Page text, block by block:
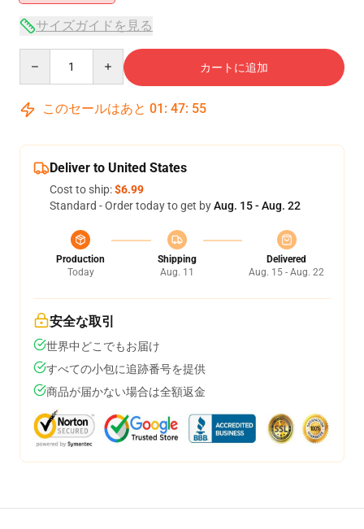
サイズガイドを見る
カートに追加
このセールはあと 01 : 47: 54
Deliver to United States
Cost to ship:$6.99
Standard - Order today to get byAug. 15 - Aug. 22
Production
Today
Shipping
Aug. 11
Delivered
Aug. 15 - Aug. 22
安全な取引
世界中どこでもお届け
すべての小包に追跡番号を提供
商品が届かない場合は全額返金